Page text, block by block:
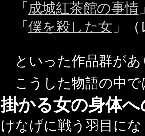
「 成城紅茶館の事情
「 僕を殺した女 」
といった作品群があ
こうした物語の中で
掛かる女の身体
けなげに戦う羽目に